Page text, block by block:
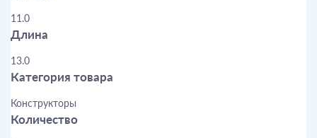
11.0
Длина
13.0
Категория товара
Конструкторы
Количество